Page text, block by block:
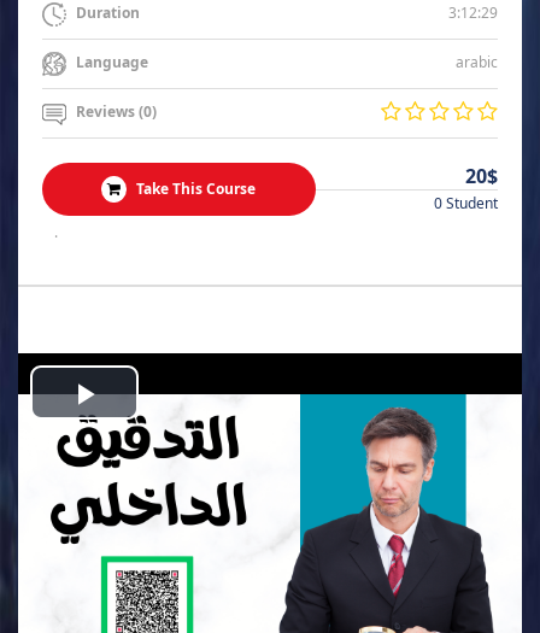
Duration 3:12:29
Language arabic
Reviews (0)
Take This Course 20$
0 Student
.
Play
Video